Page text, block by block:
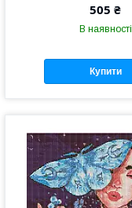
505 ₴
В наявності
Купити